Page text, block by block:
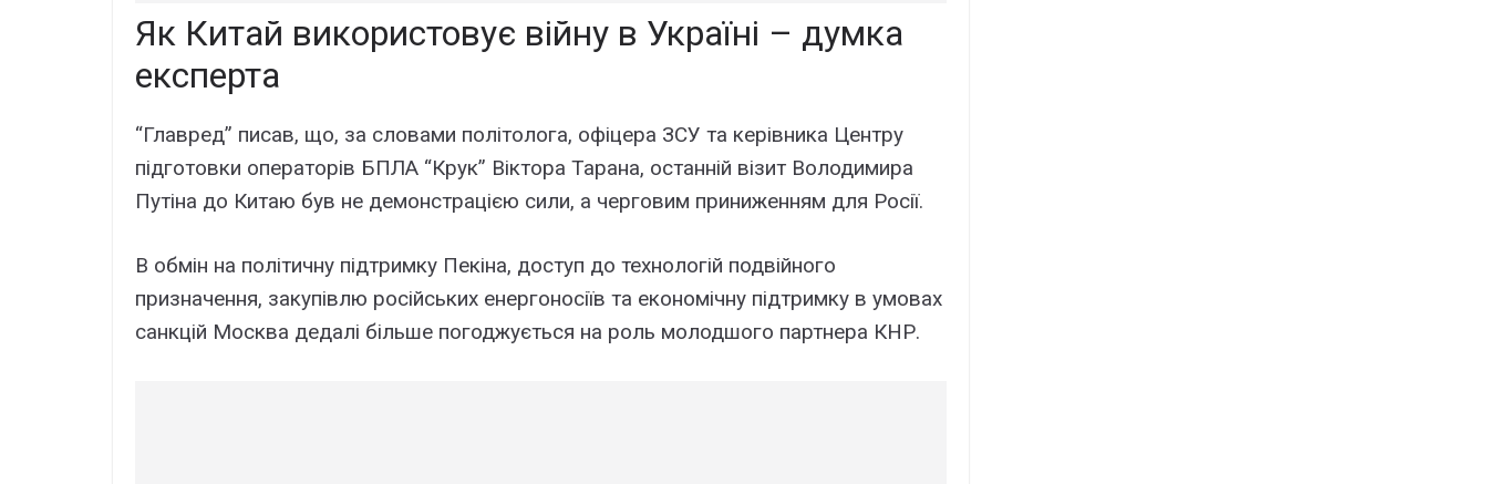
Як Китай використовує війну в Україні – думка
експерта
“Главред” писав, що, за словами політолога, офіцера ЗСУ та керівника Центру
підготовки операторів БПЛА “Крук” Віктора Тарана, останній візит Володимира
Путіна до Китаю був не демонстрацією сили, а черговим приниженням для Росії.
В обмін на політичну підтримку Пекіна, доступ до технологій подвійного
призначення, закупівлю російських енергоносіїв та економічну підтримку в умовах
санкцій Москва дедалі більше погоджується на роль молодшого партнера КНР.